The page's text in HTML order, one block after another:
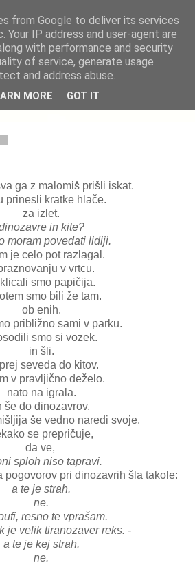
ga z malomiš prišli iskat.
prinesli kratke hlače.
za izlet.
in kite?
moram povedati lidiji.
je celo pot razlagal.
v vrtcu.
smo papičija.
smo bili že tam.
ob enih.
približno sami v parku.
smo si vozek.
in šli.
seveda do kitov.
v pravljično deželo.
nato na igrala.
še do dinozavrov.
še vedno naredi svoje.
se prepričuje,
da ve,
sploh niso tapravi.
pogovorov pri dinozavrih šla takole:
a te je strah.
ne.
resno te vprašam.
je velik tiranozaver reks. -
a te je kej strah.
ne.
from Google to deliver its services
Your IP address and user-agent are
with performance and security
of service, generate usage
and address abuse.
MORE GOT IT